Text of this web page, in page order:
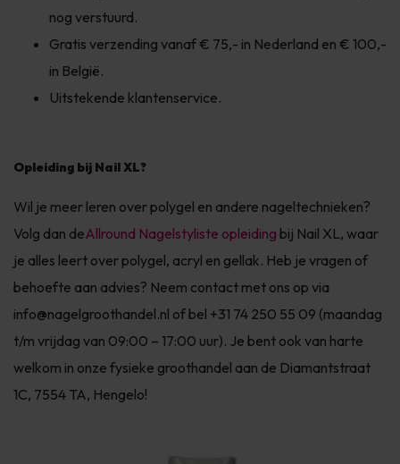
nog verstuurd.
Gratis verzending vanaf € 75,- in Nederland en € 100,-
in België.
Uitstekende klantenservice.
Opleiding bij Nail XL?
Wil je meer leren over polygel en andere nageltechnieken?
Volg dan deAllround Nagelstyliste opleiding bij Nail XL, waar
je alles leert over polygel, acryl en gellak. Heb je vragen of
behoefte aan advies? Neem contact met ons op via
info@nagelgroothandel.nl of bel +31 74 250 55 09 (maandag
t/m vrijdag van 09:00 – 17:00 uur). Je bent ook van harte
welkom in onze fysieke groothandel aan de Diamantstraat
1C, 7554 TA, Hengelo!